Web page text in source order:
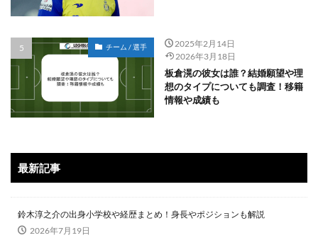
チーム / 選手
2025年2月14日
2026年3月18日
板倉滉の彼女は誰？結婚願望や理
想のタイプについても調査！移籍
情報や成績も
最新記事
鈴木淳之介の出身小学校や経歴まとめ！身長やポジションも解説
2026年7月19日